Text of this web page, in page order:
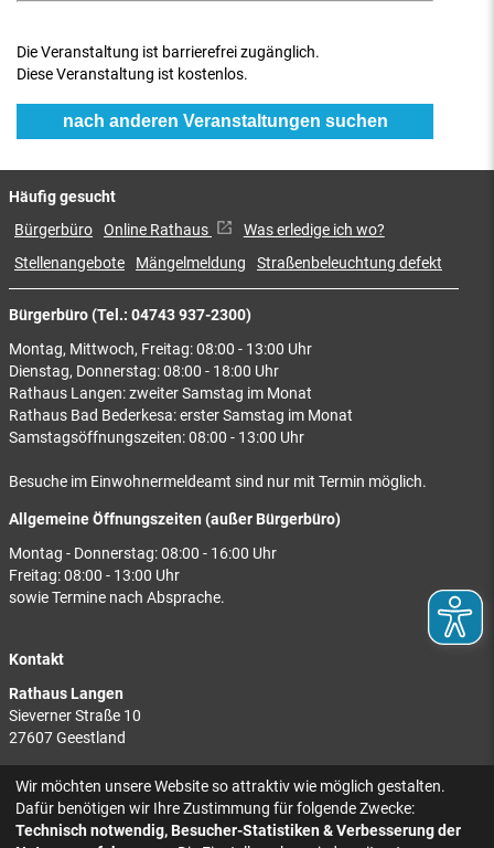
Die Veranstaltung ist barrierefrei zugänglich.
Diese Veranstaltung ist kostenlos.
nach anderen Veranstaltungen suchen
Bürgerbüro (Tel.: 04743 937-2300)
Montag, Mittwoch, Freitag: 08:00 - 13:00 Uhr
Dienstag, Donnerstag: 08:00 - 18:00 Uhr
Rathaus Langen: zweiter Samstag im Monat
Rathaus Bad Bederkesa: erster Samstag im Monat
Samstagsöffnungszeiten: 08:00 - 13:00 Uhr
Besuche im Einwohnermeldeamt sind nur mit Termin möglich.
Allgemeine Öffnungszeiten (außer Bürgerbüro)
Montag - Donnerstag: 08:00 - 16:00 Uhr
Freitag: 08:00 - 13:00 Uhr
sowie Termine nach Absprache.
Kontakt
Rathaus Langen
Sieverner Straße 10
27607 Geestland
Rathaus Bad Bederkesa
Am Markt 8
27624 Geestland
Häufig gesucht
Bürgerbüro Online Rathaus
Was erledige ich wo?
Stellenangebote
Mängelmeldung Straßenbeleuchtung defekt
Wir möchten unsere Website so attraktiv wie möglich gestalten.
Dafür benötigen wir Ihre Zustimmung für folgende Zwecke:
Technisch notwendig, Besucher-Statistiken & Verbesserung der